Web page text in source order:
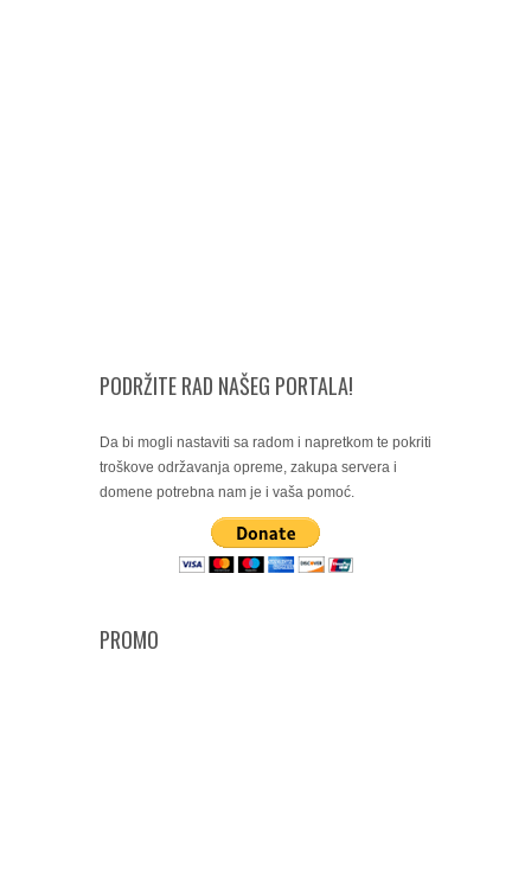
PODRŽITE RAD NAŠEG PORTALA!
Da bi mogli nastaviti sa radom i napretkom te pokriti
troškove održavanja opreme, zakupa servera i
domene potrebna nam je i vaša pomoć.
PROMO